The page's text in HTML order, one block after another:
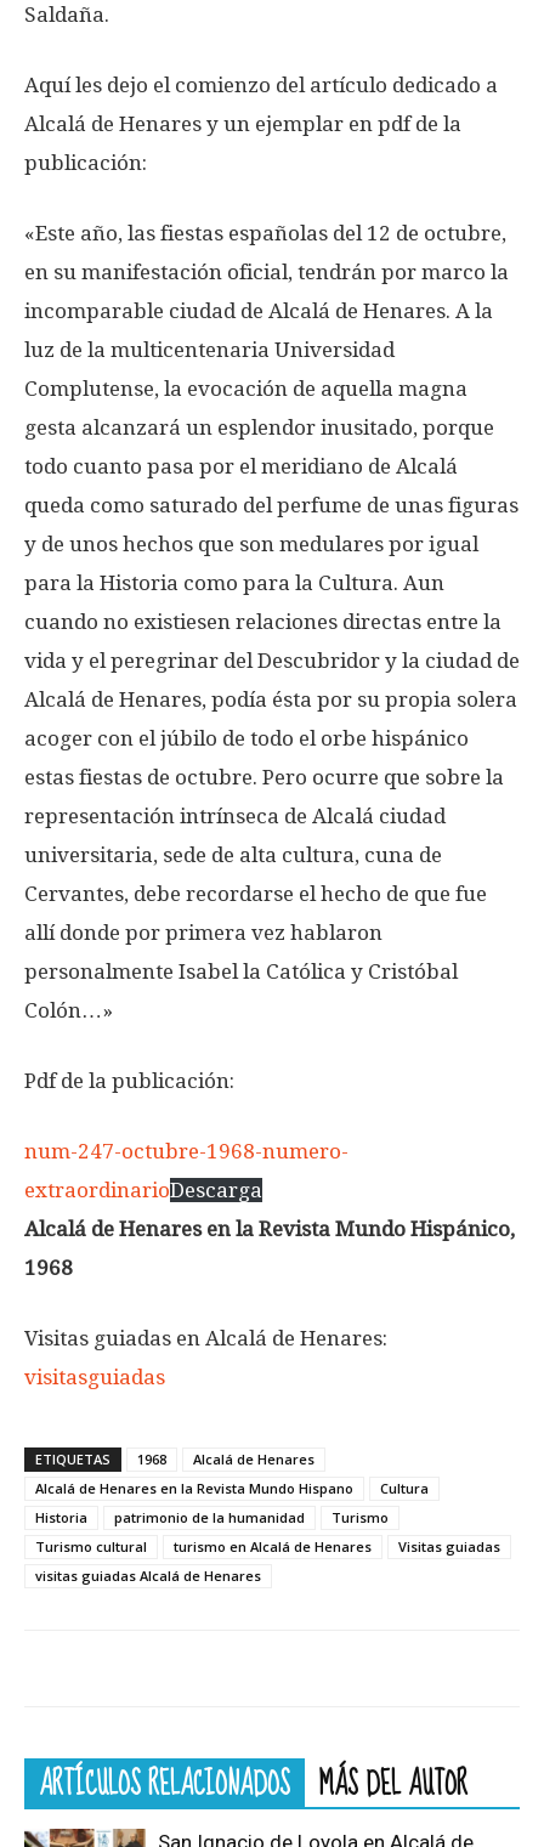
Saldaña.
Aquí les dejo el comienzo del artículo dedicado a
Alcalá de Henares y un ejemplar en pdf de la
publicación:
«Este año, las fiestas españolas del 12 de octubre,
en su manifestación oficial, tendrán por marco la
incomparable ciudad de Alcalá de Henares. A la
luz de la multicentenaria Universidad
Complutense, la evocación de aquella magna
gesta alcanzará un esplendor inusitado, porque
todo cuanto pasa por el meridiano de Alcalá
queda como saturado del perfume de unas figuras
y de unos hechos que son medulares por igual
para la Historia como para la Cultura. Aun
cuando no existiesen relaciones directas entre la
vida y el peregrinar del Descubridor y la ciudad de
Alcalá de Henares, podía ésta por su propia solera
acoger con el júbilo de todo el orbe hispánico
estas fiestas de octubre. Pero ocurre que sobre la
representación intrínseca de Alcalá ciudad
universitaria, sede de alta cultura, cuna de
Cervantes, debe recordarse el hecho de que fue
allí donde por primera vez hablaron
personalmente Isabel la Católica y Cristóbal
Colón…»
Pdf de la publicación:
num-247-octubre-1968-numero-
extraordinarioDescarga
Alcalá de Henares en la Revista Mundo Hispánico,
1968
Visitas guiadas en Alcalá de Henares:
visitasguiadas
ETIQUETAS 1968
Alcalá de Henares
Alcalá de Henares en la Revista Mundo Hispano
Cultura
Historia
patrimonio de la humanidad
Turismo
Turismo cultural
turismo en Alcalá de Henares
Visitas guiadas
visitas guiadas Alcalá de Henares
ARTÍCULOS RELACIONADOS MÁS DEL AUTOR
San Ignacio de Loyola en Alcalá de